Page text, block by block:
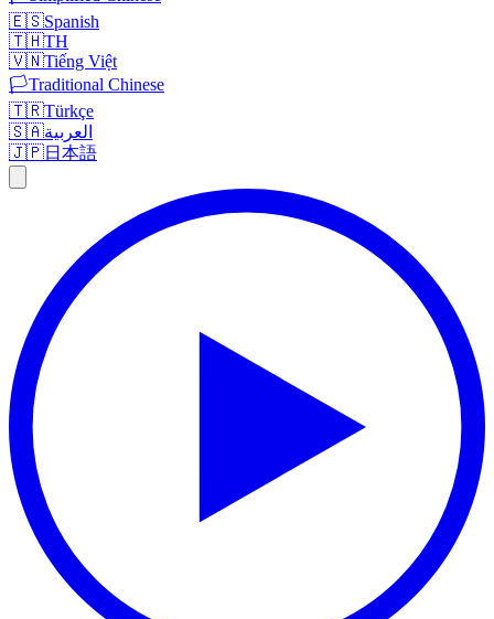
🇪🇸Spanish
🇹🇭TH
🇻🇳Tiếng Việt
🏳️Traditional Chinese
🇹🇷Türkçe
🇸🇦العربية
🇯🇵日本語